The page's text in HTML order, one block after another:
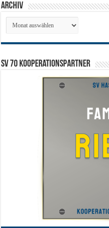
Archiv
Archiv
SV 70 Kooperationspartner